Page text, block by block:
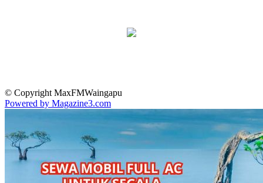
© Copyright MaxFMWaingapu
Powered by Magazine3.com